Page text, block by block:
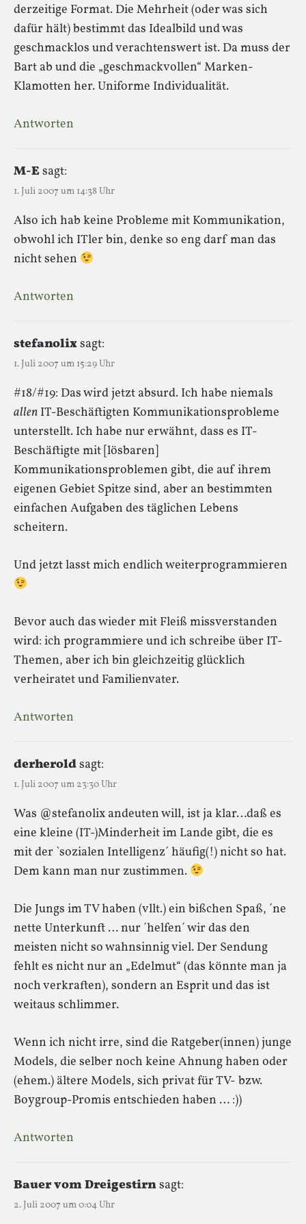
derzeitige Format. Die Mehrheit (oder was sich
dafür hält) bestimmt das Idealbild und was
geschmacklos und verachtenswert ist. Da muss der
Bart ab und die „geschmackvollen“ Marken-
Klamotten her. Uniforme Individualität.
Antworten
M-Esagt:
1. Juli 2007 um 14:38 Uhr
Also ich hab keine Probleme mit Kommunikation,
obwohl ich ITler bin, denke so eng darf man das
nicht sehen
Antworten
stefanolixsagt:
1. Juli 2007 um 15:29 Uhr
#18/#19: Das wird jetzt absurd. Ich habe niemals
allen IT-Beschäftigten Kommunikationsprobleme
unterstellt. Ich habe nur erwähnt, dass es IT-
Beschäftigte mit [lösbaren]
Kommunikationsproblemen gibt, die auf ihrem
eigenen Gebiet Spitze sind, aber an bestimmten
einfachen Aufgaben des täglichen Lebens
scheitern.
Und jetzt lasst mich endlich weiterprogrammieren
Bevor auch das wieder mit Fleiß missverstanden
wird: ich programmiere und ich schreibe über IT-
Themen, aber ich bin gleichzeitig glücklich
verheiratet und Familienvater.
Antworten
derheroldsagt:
1. Juli 2007 um 23:30 Uhr
Was @stefanolix andeuten will, ist ja klar…daß es
eine kleine (IT-)Minderheit im Lande gibt, die es
mit der `sozialen Intelligenz´ häufig(!) nicht so hat.
Dem kann man nur zustimmen.
Die Jungs im TV haben (vllt.) ein bißchen Spaß, ´ne
nette Unterkunft … nur ´helfen´ wir das den
meisten nicht so wahnsinnig viel. Der Sendung
fehlt es nicht nur an „Edelmut“ (das könnte man ja
noch verkraften), sondern an Esprit und das ist
weitaus schlimmer.
Wenn ich nicht irre, sind die Ratgeber(innen) junge
Models, die selber noch keine Ahnung haben oder
(ehem.) ältere Models, sich privat für TV- bzw.
Boygroup-Promis entschieden haben … :))
Antworten
Bauer vom Dreigestirnsagt:
2. Juli 2007 um 0:04 Uhr